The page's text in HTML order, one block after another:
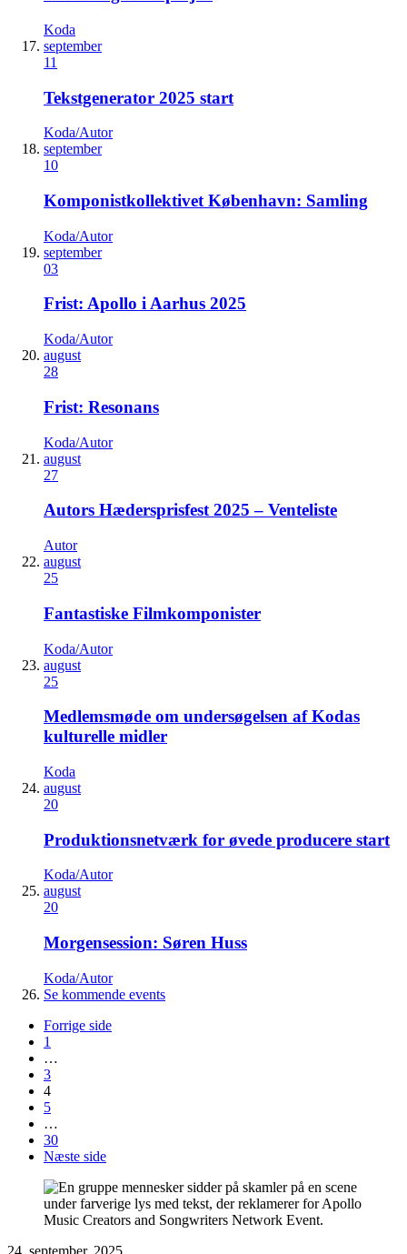
Koda
september
11
Tekstgenerator 2025 start
Koda/Autor
september
10
Komponistkollektivet København: Samling
Koda/Autor
september
03
Frist: Apollo i Aarhus 2025
Koda/Autor
august
28
Frist: Resonans
Koda/Autor
august
27
Autors Hædersprisfest 2025 – Venteliste
Autor
august
25
Fantastiske Filmkomponister
Koda/Autor
august
25
Medlemsmøde om undersøgelsen af Kodas
kulturelle midler
Koda
august
20
Produktionsnetværk for øvede producere start
Koda/Autor
august
20
Morgensession: Søren Huss
Koda/Autor
Se kommende events
Forrige side
1
…
3
4
5
…
30
Næste side
24. september, 2025